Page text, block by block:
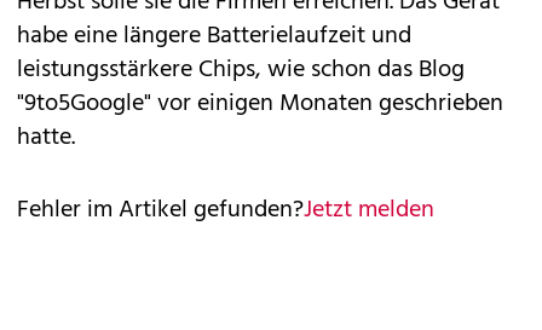
habe eine längere Batterielaufzeit und
leistungsstärkere Chips, wie schon das Blog
"9to5Google" vor einigen Monaten geschrieben
hatte.
Fehler im Artikel gefunden?Jetzt melden